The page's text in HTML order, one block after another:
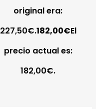
original era:
227,50€.182,00€El
precio actual es:
182,00€.